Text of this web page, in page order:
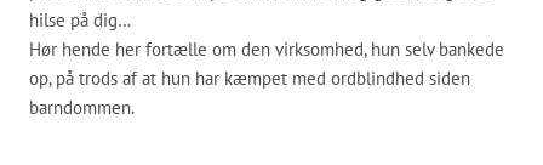
hilse på dig…
Hør hende her fortælle om den virksomhed, hun selv bankede
op, på trods af at hun har kæmpet med ordblindhed siden
barndommen.